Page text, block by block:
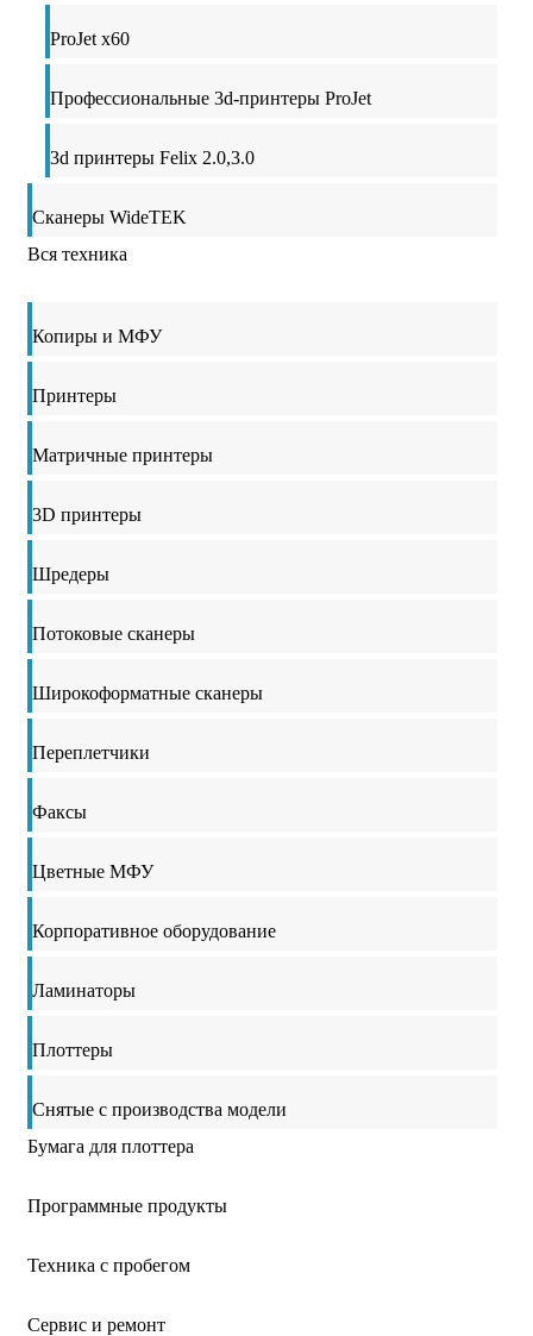
ProJet x60
Профессиональные 3d-принтеры ProJet
3d принтеры Felix 2.0,3.0
Сканеры WideTEK
Вся техника
Копиры и МФУ
Принтеры
Матричные принтеры
3D принтеры
Шредеры
Потоковые сканеры
Широкоформатные сканеры
Переплетчики
Факсы
Цветные МФУ
Корпоративное оборудование
Ламинаторы
Плоттеры
Снятые с производства модели
Бумага для плоттера
Программные продукты
Техника с пробегом
Сервис и ремонт